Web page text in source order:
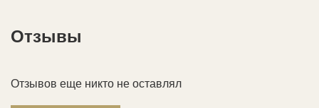
Отзывы
Отзывов еще никто не оставлял